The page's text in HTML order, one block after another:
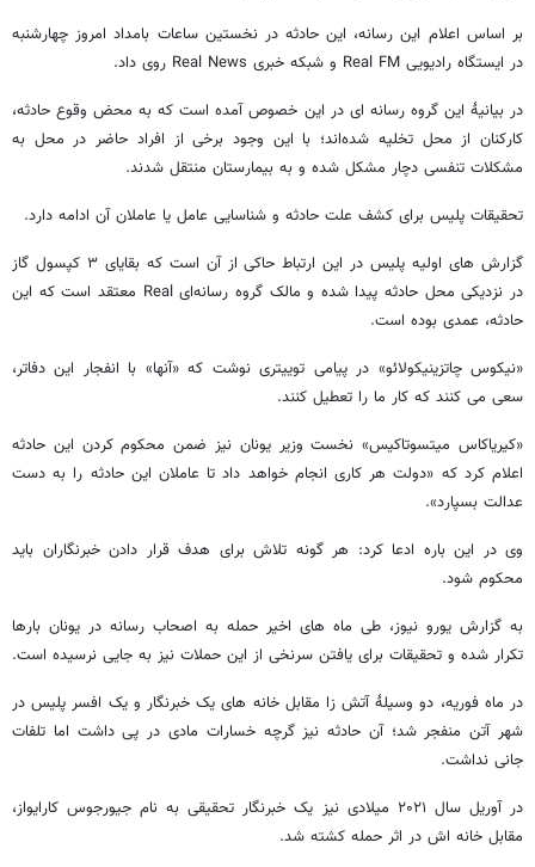
بر اساس اعلام این رسانه، این حادثه در نخستین ساعات بامداد امروز چهارشنبه
در ایستگاه رادیویی Real FM و شبکه خبری Real News روی داد.
در بیانیۀ این گروه رسانه‌ ای در این خصوص آمده است که به محض وقوع حادثه،
کارکنان از محل تخلیه شده‌اند؛ با این وجود برخی از افراد حاضر در محل به
مشکلات تنفسی دچار مشکل شده و به بیمارستان منتقل شدند.
تحقیقات پلیس برای کشف علت حادثه و شناسایی عامل یا عاملان آن ادامه دارد.
گزارش های اولیه پلیس در این ارتباط حاکی از آن است که بقایای ۳ کپسول گاز
در نزدیکی محل حادثه پیدا شده و مالک گروه رسانه‌ای Real معتقد است که این
حادثه، عمدی بوده است.
«نیکوس چاتزینیکولائو» در پیامی توییتری نوشت که «آنها» با انفجار این دفاتر،
سعی می‌ کنند که کار ما را تعطیل کنند.
«کیریاکاس میتسوتاکیس» نخست‌ وزیر یونان نیز ضمن محکوم کردن این حادثه
اعلام کرد که «دولت هر کاری انجام خواهد داد تا عاملان این حادثه را به دست
عدالت بسپارد».
وی در این باره ادعا کرد: هر گونه تلاش برای هدف قرار دادن خبرنگاران باید
محکوم شود.
به گزارش یورو نیوز، طی ماه های اخیر حمله به اصحاب رسانه در یونان بارها
تکرار شده و تحقیقات برای یافتن سرنخی از این حملات نیز به جایی نرسیده است.
در ماه فوریه، دو وسیلۀ آتش‌ زا مقابل خانه‌ های یک خبرنگار و یک افسر پلیس در
شهر آتن منفجر شد؛ آن حادثه نیز گرچه خسارات مادی در پی داشت اما تلفات
جانی نداشت.
در آوریل سال ۲۰۲۱ میلادی نیز یک خبرنگار تحقیقی به نام جیورجوس کارایواز،
مقابل خانه‌ اش در اثر حمله کشته شد.